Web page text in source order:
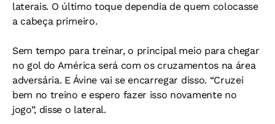
laterais. O último toque dependia de quem colocasse
a cabeça primeiro.
Sem tempo para treinar, o principal meio para chegar
no gol do América será com os cruzamentos na área
adversária. E Ávine vai se encarregar disso. “Cruzei
bem no treino e espero fazer isso novamente no
jogo”, disse o lateral.